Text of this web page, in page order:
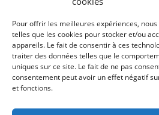
Pour offrir les meilleures expériences,
telles que les cookies pour stocker et/ou
appareils. Le fait de consentir à ces
traiter des données telles que le
uniques sur ce site. Le fait de ne pas
consentement peut avoir un effet négatif
et fonctions.
Presse
Programme PDF
Billetterie
Recrutement
Mentions légales